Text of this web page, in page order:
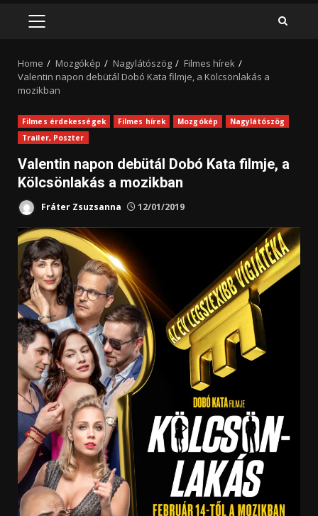
PRIMARY
Home Mozgókép Nagylátószög
Filmes hírek
Valentin napon debütál Dobó Kata filmje, a Kölcsönlakás a
mozikban
Filmes érdekességek Filmes hírek Mozgókép
Nagylátószög
Trailer, Poszter
Valentin napon debütál Dobó Kata filmje, a
Kölcsönlakás a mozikban
Fráter Zsuzsanna 12/01/2019